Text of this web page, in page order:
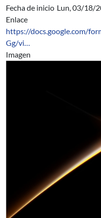
Fecha de inicio Lun, 03/18/
Enlace
https://docs.google.com/
Gg/vi…
Imagen